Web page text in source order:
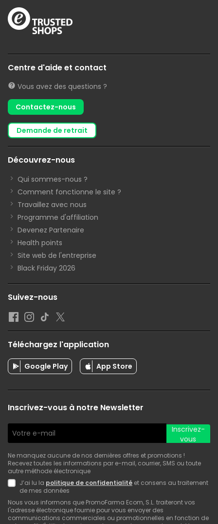
Centre d'aide et contact
Vous avez des questions ?
Contactez-nous
demande de retrait
Découvrez-nous
Qui sommes-nous ?
Comment fonctionne le site ?
Travaillez avec nous
Programme d'affiliation
Devenez Partenaire
Health points
Site web de l'entreprise
Black Friday 2026
Suivez-nous
Téléchargez l'application
Google Play App Store
Inscrivez-vous à notre Newsletter
Inscrivez-
vous
Ne manquez aucune de nos dernières offres et promotions !
Recevez toutes les informations par e-mail, courrier, SMS ou toute
autre méthode électronique
J’ai lu la politique de confidentialité et consens au traitement
de mes données
Nous vous informons que PromoFarma Ecom, S.L. traiteront vos
l'adresse électronique fournie pour vous envoyer des
communications commerciales ou promotionnelles en fonction de